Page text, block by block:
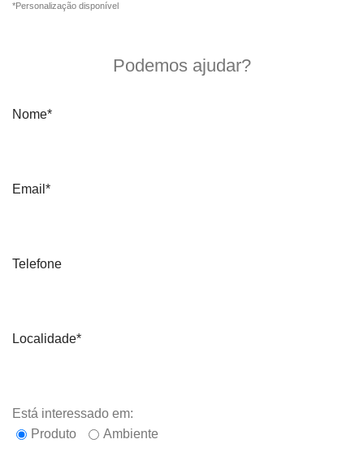
*Personalização disponível
Podemos ajudar?
Nome*
Email*
Telefone
Localidade*
Está interessado em:
Produto
Ambiente